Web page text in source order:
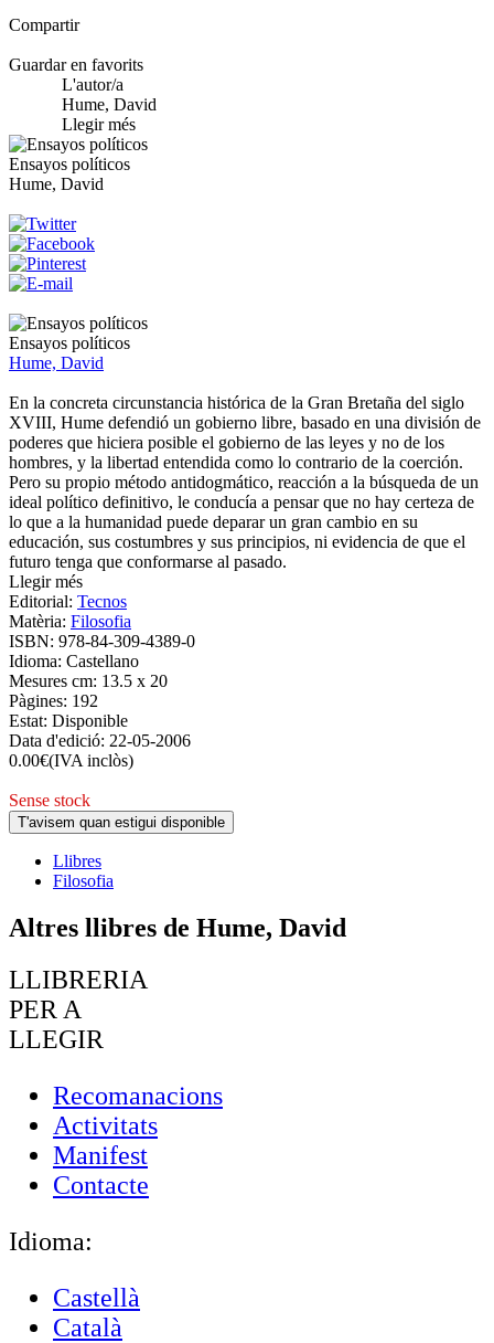
Compartir
Guardar en favorits
L'autor/a
Hume, David
Llegir més
Ensayos políticos
Hume, David
Ensayos políticos
Hume, David
En la concreta circunstancia histórica de la Gran Bretaña del siglo
XVIII, Hume defendió un gobierno libre, basado en una división de
poderes que hiciera posible el gobierno de las leyes y no de los
hombres, y la libertad entendida como lo contrario de la coerción.
Pero su propio método antidogmático, reacción a la búsqueda de un
ideal político definitivo, le conducía a pensar que no hay certeza de
lo que a la humanidad puede deparar un gran cambio en su
educación, sus costumbres y sus principios, ni evidencia de que el
futuro tenga que conformarse al pasado.
Llegir més
Editorial: Tecnos
Matèria: Filosofia
ISBN: 978-84-309-4389-0
Idioma: Castellano
Mesures cm: 13.5 x 20
Pàgines: 192
Estat: Disponible
Data d'edició: 22-05-2006
0.00€(IVA inclòs)
Sense stock
T'avisem quan estigui disponible
Llibres
Filosofia
Altres llibres de Hume, David
LLIBRERIA
PER A
LLEGIR
Recomanacions
Activitats
Manifest
Contacte
Idioma:
Castellà
Català